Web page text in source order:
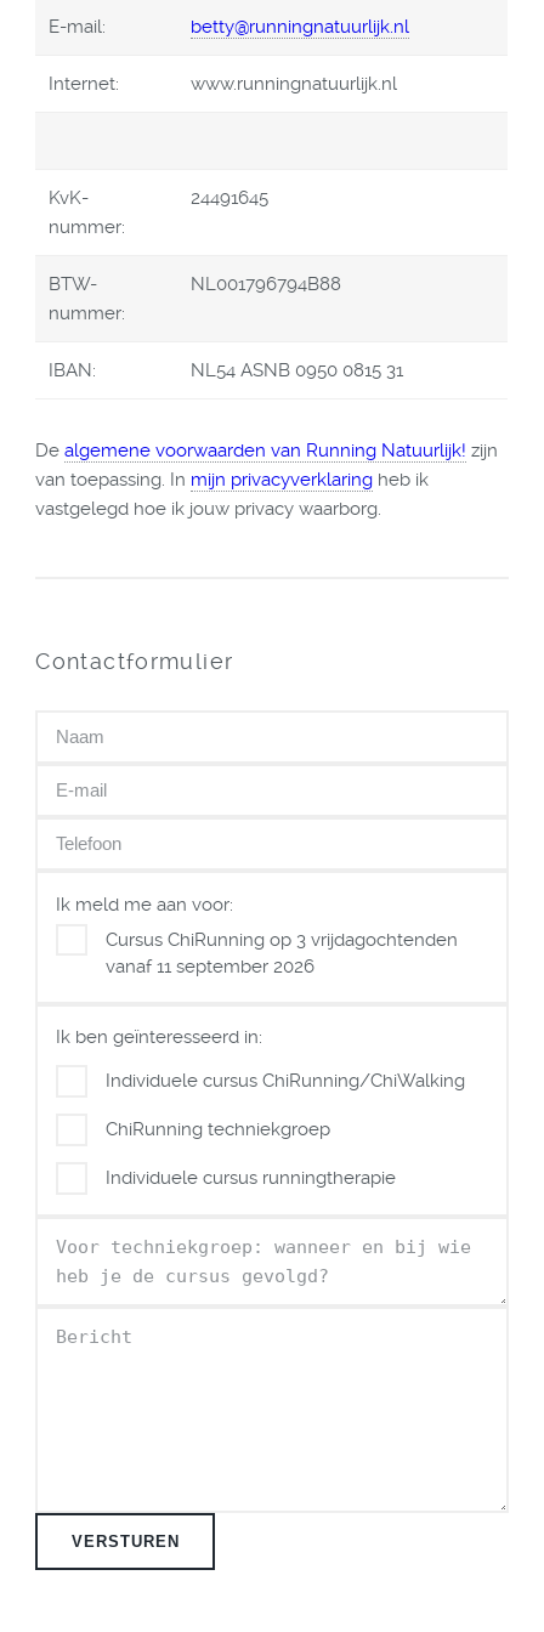
E-mail: betty@runningnatuurlijk.nl
Internet: www.runningnatuurlijk.nl
KvK-
nummer:
24491645
BTW-
nummer:
NL001796794B88
IBAN: NL54 ASNB 0950 0815 31
Dealgemene voorwaarden van Running Natuurlijk! zijn
van toepassing. In mijn privacyverklaring heb ik
vastgelegd hoe ik jouw privacy waarborg.
Contactformulier
Ik meld me aan voor:
Cursus ChiRunning op 3 vrijdagochtenden
vanaf 11 september 2026
Ik ben geïnteresseerd in:
Individuele cursus ChiRunning/ChiWalking
ChiRunning techniekgroep
Individuele cursus runningtherapie
VERSTUREN